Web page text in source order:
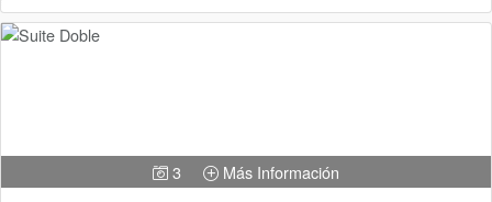
3 Más Información